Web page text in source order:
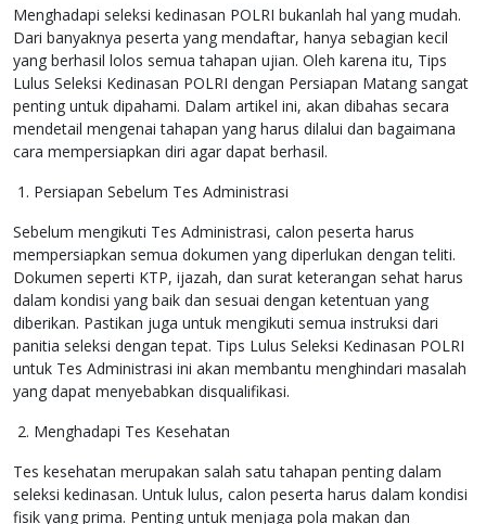
Menghadapi seleksi kedinasan POLRI bukanlah hal yang mudah.
Dari banyaknya peserta yang mendaftar, hanya sebagian kecil
yang berhasil lolos semua tahapan ujian. Oleh karena itu, Tips
Lulus Seleksi Kedinasan POLRI dengan Persiapan Matang sangat
penting untuk dipahami. Dalam artikel ini, akan dibahas secara
mendetail mengenai tahapan yang harus dilalui dan bagaimana
cara mempersiapkan diri agar dapat berhasil.
1. Persiapan Sebelum Tes Administrasi
Sebelum mengikuti Tes Administrasi, calon peserta harus
mempersiapkan semua dokumen yang diperlukan dengan teliti.
Dokumen seperti KTP, ijazah, dan surat keterangan sehat harus
dalam kondisi yang baik dan sesuai dengan ketentuan yang
diberikan. Pastikan juga untuk mengikuti semua instruksi dari
panitia seleksi dengan tepat. Tips Lulus Seleksi Kedinasan POLRI
untuk Tes Administrasi ini akan membantu menghindari masalah
yang dapat menyebabkan disqualifikasi.
2. Menghadapi Tes Kesehatan
Tes kesehatan merupakan salah satu tahapan penting dalam
seleksi kedinasan. Untuk lulus, calon peserta harus dalam kondisi
fisik yang prima. Penting untuk menjaga pola makan dan